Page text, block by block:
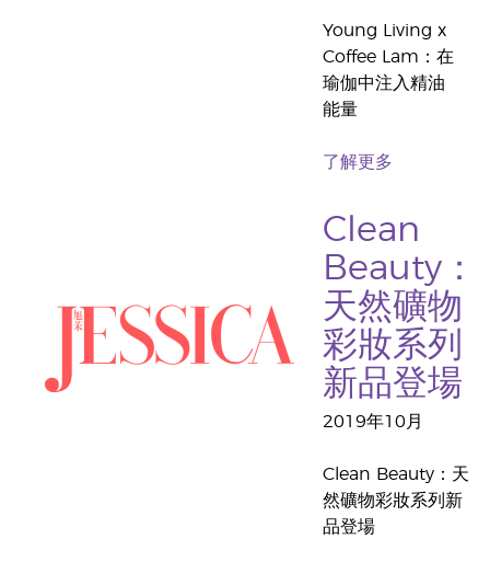
Young Living x
Coffee Lam：在
瑜伽中注入精油
能量
了解更多
Clean
Beauty：
天然礦物
彩妝系列
新品登場
2019年10月
Clean Beauty：天
然礦物彩妝系列新
品登場